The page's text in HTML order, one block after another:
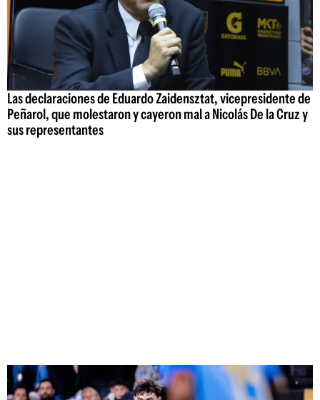
Las declaraciones de Eduardo Zaidensztat, vicepresidente de
Peñarol, que molestaron y cayeron mal a Nicolás De la Cruz y
sus representantes